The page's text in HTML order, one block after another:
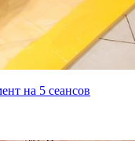
на 5 сеансов